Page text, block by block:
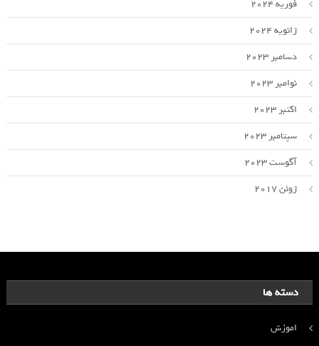
فوریه 2024
ژانویه 2024
دسامبر 2023
نوامبر 2023
اکتبر 2023
سپتامبر 2023
آگوست 2023
ژوئن 2017
دسته ها
اموزش